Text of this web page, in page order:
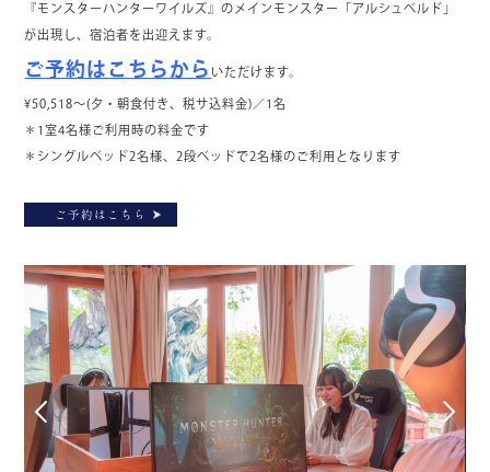
『モンスターハンターワイルズ』のメインモンスター「アルシュベルド」
が出現し、宿泊者を出迎えます。
ご予約はこちらから いただけます。
¥50,518～(夕・朝食付き、税サ込料金)／1名
＊1室4名様ご利用時の料金です
＊シングルベッド2名様、2段ベッドで2名様のご利用となります
ご予約はこちら